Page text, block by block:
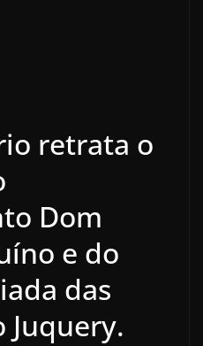
retrata o
Dom
e do
das
Juquery.